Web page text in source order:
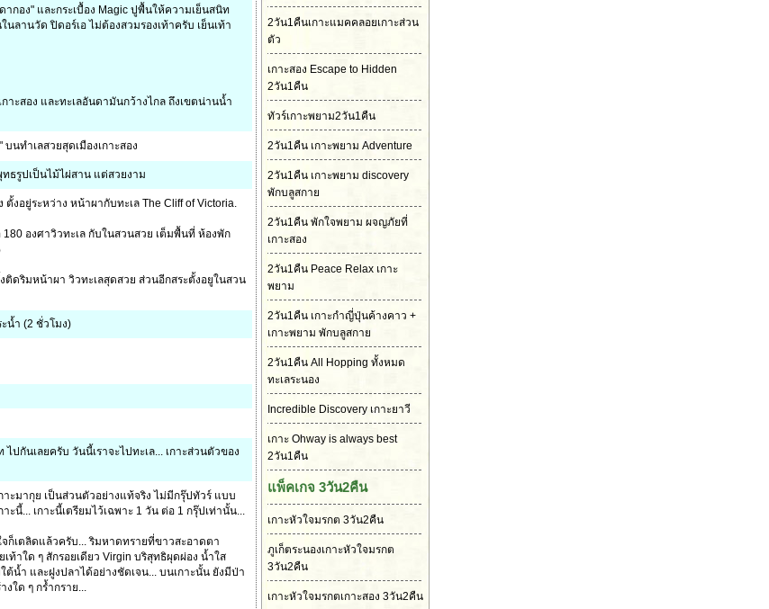
ากอง" และกระเบื้อง Magic ปูพื้นให้ความเย็นสนิท
ลานวัด ปิดอร์เอ ไม่ต้องสวมรองเท้าครับ เย็นเท้า
าะสอง และทะเลอันดามันกว้างไกล ถึงเขตน่านน้ำ
นทำเลสวยสุดเมืองเกาะสอง
ธรูปเป็นไม้ไผ่สาน แต่สวยงาม
งอยู่ระหว่าง หน้าผากับทะเล The Cliff of Victoria.
องศาวิวทะเล กับในสวนสวย เต็มพื้นที่ ห้องพัก
ติดริมหน้าผา วิวทะเลสุดสวย ส่วนอีกสระตั้งอยูในสวน
น้ำ (2 ชั่วโมง)
ไปกันเลยครับ วันนี้เราจะไปทะเล... เกาะส่วนตัวของ
าะมากุย เป็นส่วนตัวอย่างแท้จริง ไม่มีกรุ๊ปทัวร์ แบบ
นี้... เกาะนี้เตรียมไว้เฉพาะ 1 วัน ต่อ 1 กรุ๊ปเท่านั้น...
ก็เตลิดแล้วครับ... ริมหาดทรายที่ขาวสะอาดตา
ท้าใด ๆ สักรอยเดียว Virgin บริสุทธิผุดผ่อง น้ำใส
ต้น้ำ และฝูงปลาได้อย่างชัดเจน... บนเกาะนั้น ยังมีป่า
ด ๆ กร้ำกราย...
2วัน1คืนเกาะแมคคลอยเกาะส่วน
ตัว
เกาะสอง Escape to Hidden
2วัน1คืน
ทัวร์เกาะพยาม2วัน1คืน
2วัน1คืน เกาะพยาม Adventure
2วัน1คืน เกาะพยาม discovery
พักบลูสกาย
2วัน1คืน พักใจพยาม ผจญภัยที่
เกาะสอง
2วัน1คืน Peace Relax เกาะ
พยาม
2วัน1คืน เกาะกำญี่ปุ่นค้างคาว +
เกาะพยาม พักบลูสกาย
2วัน1คืน All Hopping ทั้งหมด
ทะเลระนอง
Incredible Discovery เกาะยาวี
เกาะ Ohway is always best
2วัน1คืน
แพ็คเกจ 3วัน2คืน
เกาะหัวใจมรกต 3วัน2คืน
ภูเก็ตระนองเกาะหัวใจมรกต
3วัน2คืน
เกาะหัวใจมรกตเกาะสอง 3วัน2คืน